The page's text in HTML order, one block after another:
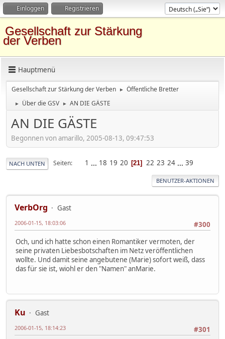
Einloggen Registrieren
Gesellschaft zur Stärkung
der Verben
Hauptmenü
Gesellschaft zur Stärkung der Verben ► Öffentliche Bretter
► Über die GSV ► AN DIE GÄSTE
AN DIE GÄSTE
Begonnen von amarillo, 2005-08-13, 09:47:53
NACH UNTEN Seiten 1 ... 18 19 20 21 22 23 24 ... 39
BENUTZER-AKTIONEN
VerbOrg
Gast
#300
2006-01-15, 18:03:06
Och, und ich hatte schon einen Romantiker vermoten, der
seine privaten Liebesbotschaften im Netz veröffentlichen
wollte. Und damit seine angebutene (Marie) sofort weiß, dass
das für sie ist, wiohl er den "Namen" anMarie.
Ku
Gast
#301
2006-01-15, 18:14:23